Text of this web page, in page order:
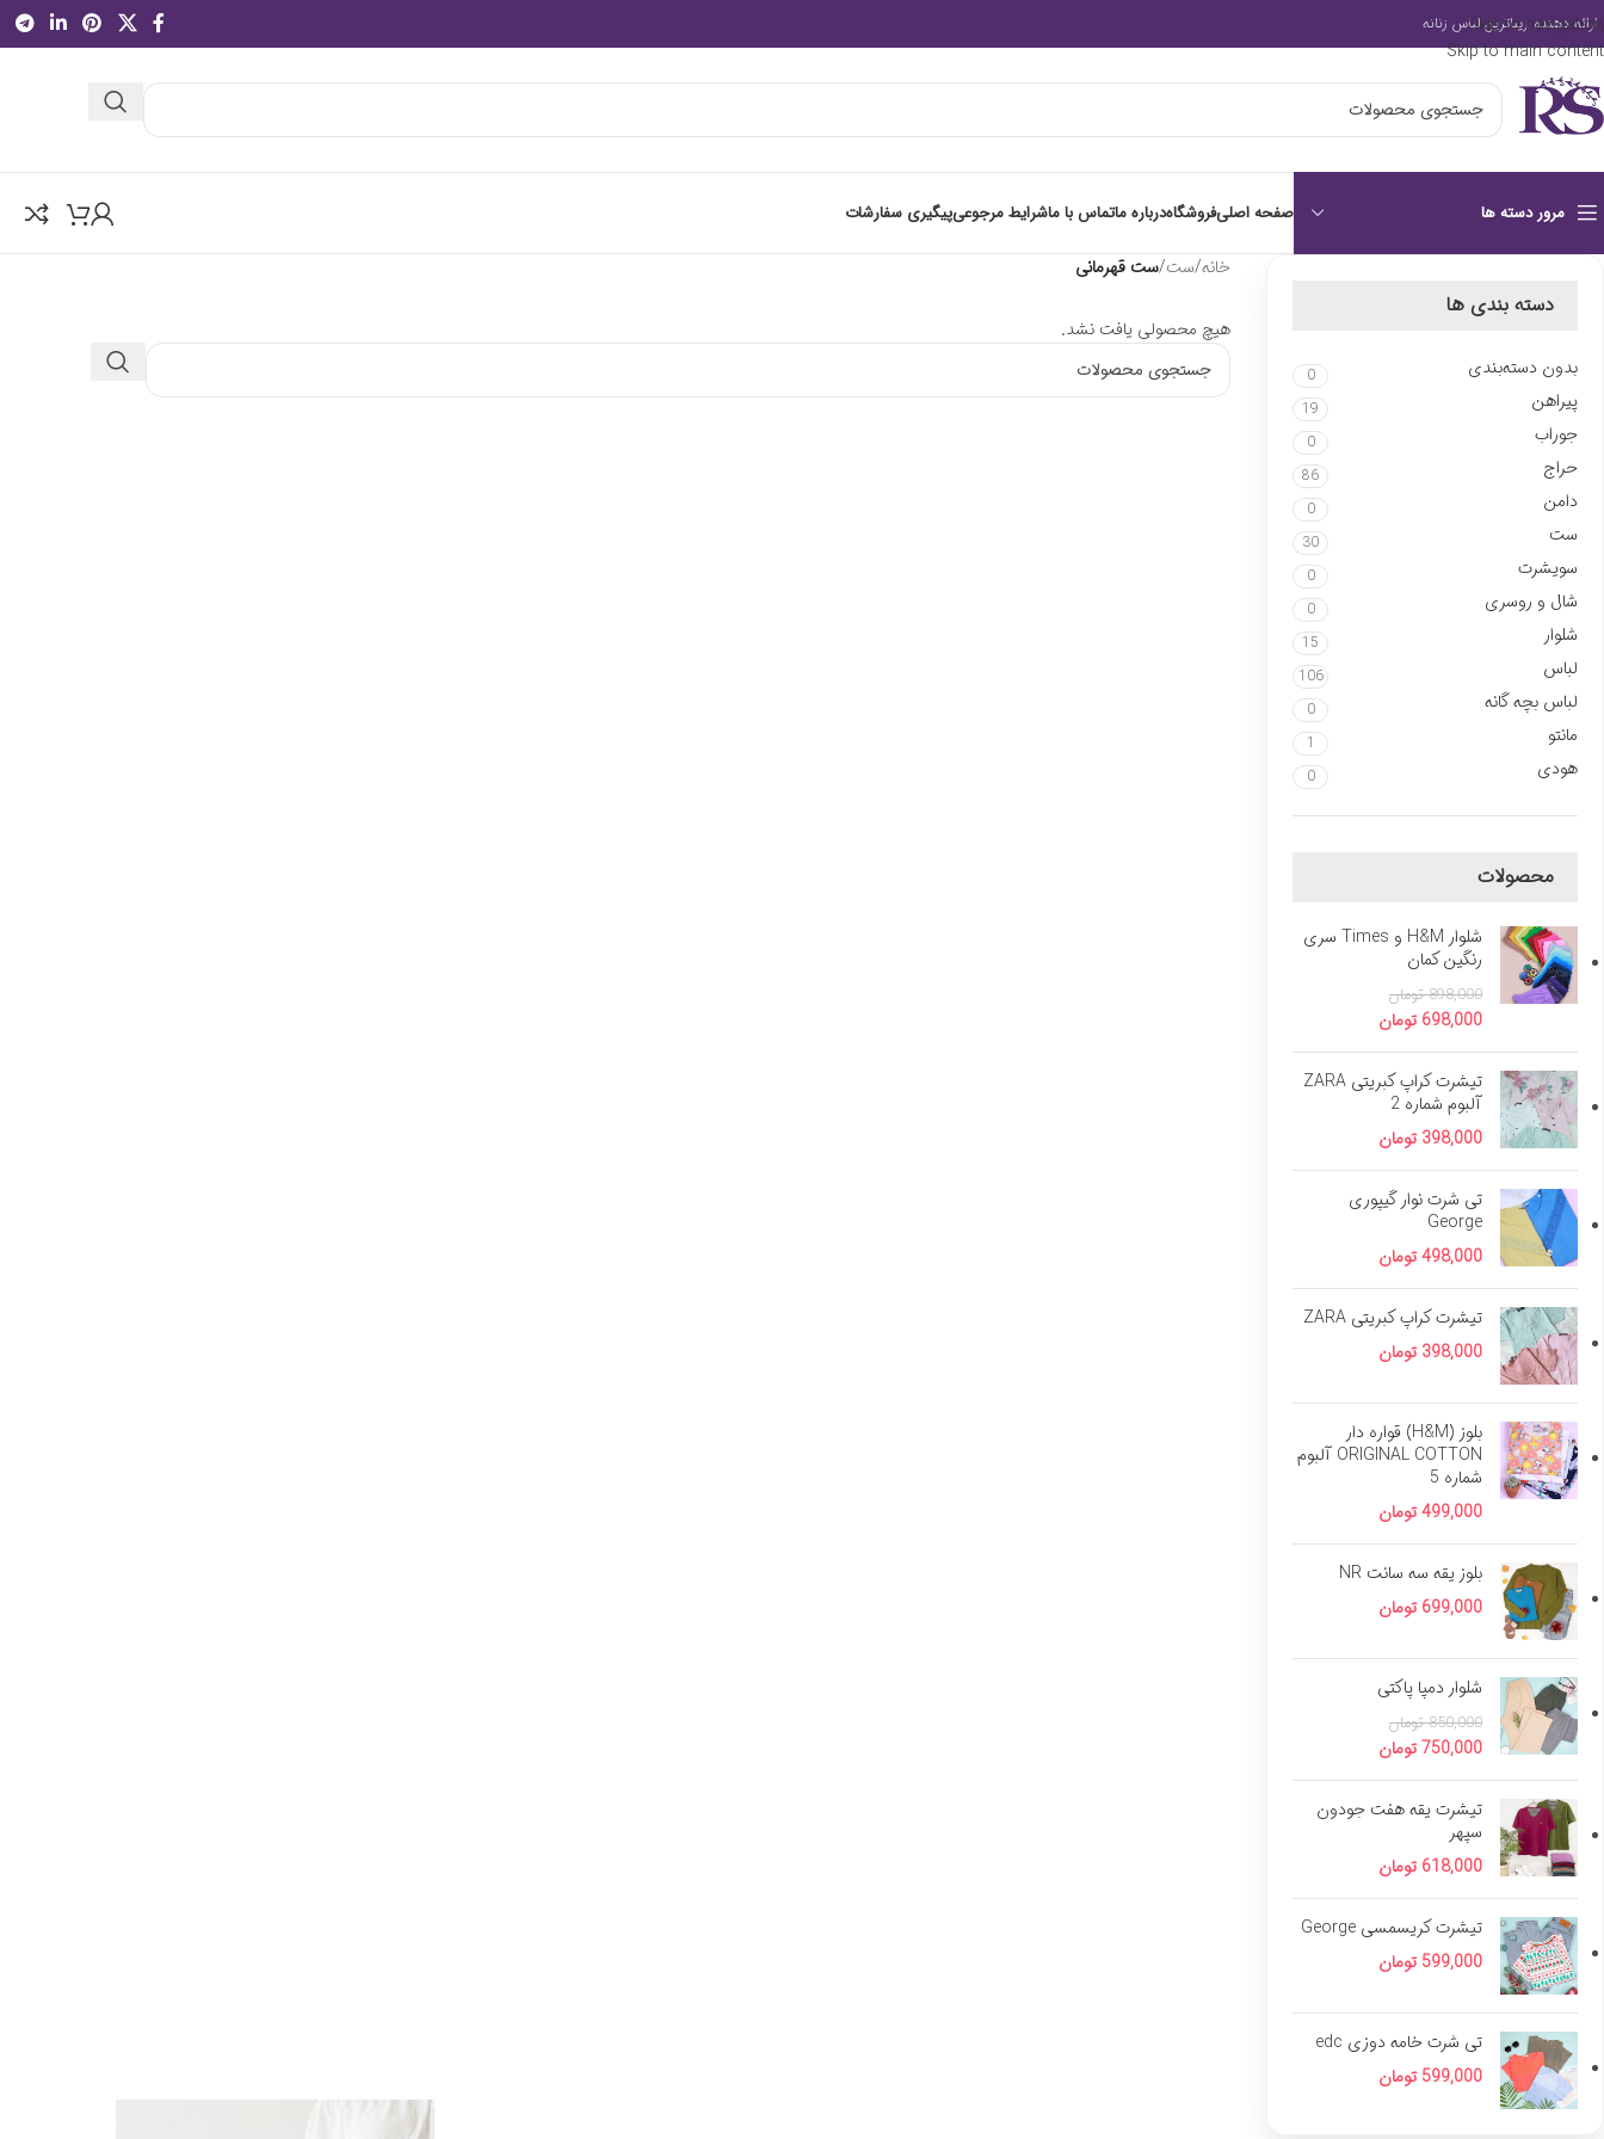
Skip to navigation
Skip to main content
ارائه دهنده زیباترین لباس زنانه
مرور دسته ها صفحه اصلیفروشگاهدرباره ماتماس با ماشرایط مرجوعیپیگیری سفارشات
دسته بندی ها
بدون دسته‌بندی 0
پیراهن 19
جوراب 0
حراج 86
دامن 0
ست 30
سویشرت 0
شال و روسری 0
شلوار 15
لباس 106
لباس بچه گانه 0
مانتو 1
هودی 0
محصولات
شلوار H&M و Times سری
رنگین کمان
898,000 تومان
698,000 تومان
تیشرت کراپ کبریتی ZARA
آلبوم شماره 2
398,000 تومان
تی شرت نوار گیپوری
George
498,000تومان
تیشرت کراپ کبریتی ZARA
398,000 تومان
بلوز (H&M) قواره دار
ORIGINAL COTTON آلبوم
شماره 5
499,000تومان
بلوز یقه سه سانت NR
699,000 تومان
شلوار دمپا پاکتی
850,000 تومان
750,000تومان
تیشرت یقه هفت جودون
سپهر
618,000 تومان
تیشرت کریسمسی George
599,000 تومان
تی شرت خامه دوزی edc
599,000 تومان
خانه/ست/ست قهرمانی
هیچ محصولی یافت نشد.